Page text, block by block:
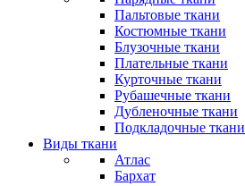
Пальтовые ткани
Костюмные ткани
Блузочные ткани
Плательные ткани
Курточные ткани
Рубашечные ткани
Дубленочные ткани
Подкладочные ткани
Виды ткани
Атлас
Бархат